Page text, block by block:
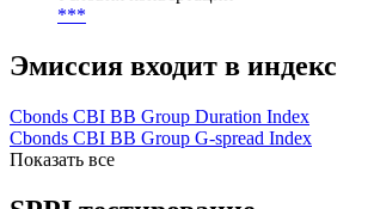
Конвертация и обмен
Условия конвертации
Эмиссия входит в индекс
Cbonds CBI BB Group Duration Index